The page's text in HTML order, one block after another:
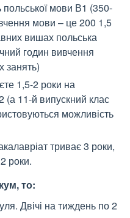
мови В1 (350-
мови – це 200 1,5
вишах польська
годин вивчення
занять)
1,5-2 роки на
(а 11-й випускний клас
можливість
триває 3 роки,
роки.
то:
Двічі на тиждень по 2